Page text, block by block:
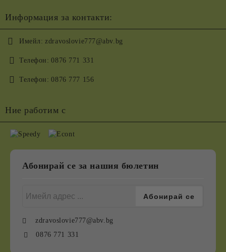
Информация за контакти:
Имейл: zdravoslovie777@abv.bg
Телефон: 0876 771 331
Телефон: 0876 777 156
Ние работим с
Абонирай се за нашия бюлетин
zdravoslovie777@abv.bg
0876 771 331